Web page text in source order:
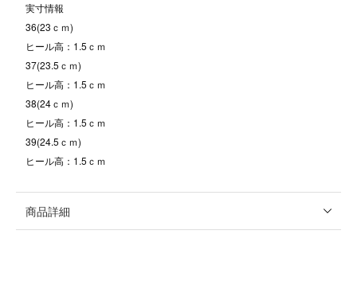
実寸情報
36(23ｃｍ)
ヒール高：1.5ｃｍ
37(23.5ｃｍ)
ヒール高：1.5ｃｍ
38(24ｃｍ)
ヒール高：1.5ｃｍ
39(24.5ｃｍ)
ヒール高：1.5ｃｍ
商品詳細